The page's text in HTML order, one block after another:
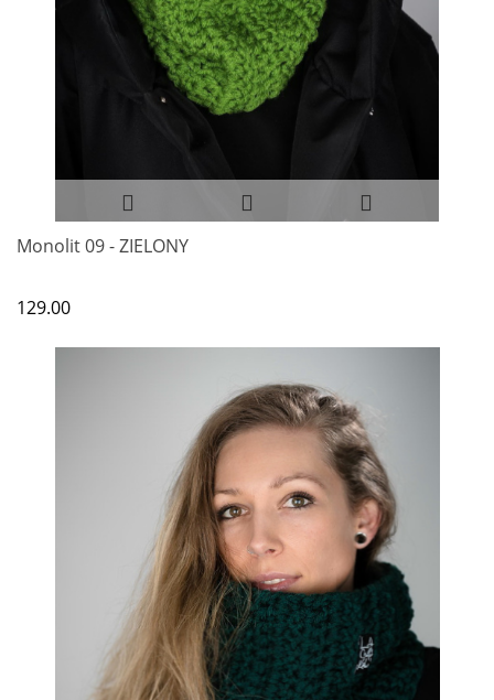
Monolit 09 - ZIELONY
129.00